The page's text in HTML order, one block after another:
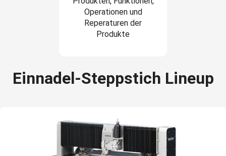
Operationen und
Reperaturen der
Produkte
Einnadel-Steppstich Lineup